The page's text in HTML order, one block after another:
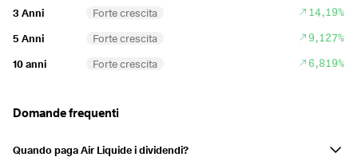
Pagato
17.05.2021 1,95%
2019
Domande frequenti
Quando paga Air Liquide i dividendi?
3 Anni Forte crescita 14,19%
5 Anni Forte crescita 9,127%
10 anni Forte crescita 6,819%